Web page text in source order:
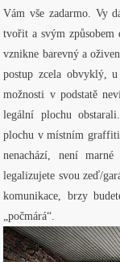
Vám vše zadarmo. Vy
tvořit a svým způsobem
vznikne barevný a
postup zcela obvyklý,
možnosti v podstatě
legální plochu
plochu v místním graffiti
nenachází, není
legalizujete svou zeď/
komunikace, brzy
„počmárá“.